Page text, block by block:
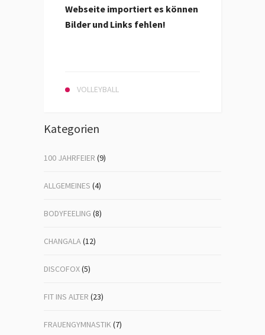
Webseite importiert es können
Bilder und Links fehlen!
VOLLEYBALL
Kategorien
100 JAHRFEIER (9)
ALLGEMEINES (4)
BODYFEELING (8)
CHANGALA (12)
DISCOFOX(5)
FIT INS ALTER (23)
FRAUENGYMNASTIK (7)